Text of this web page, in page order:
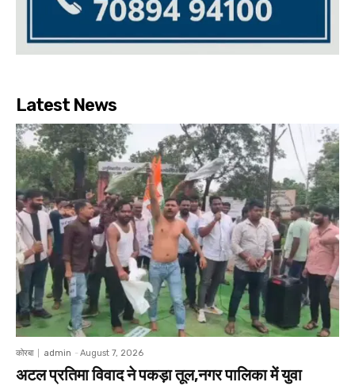
Latest News
कोरबा admin - August 7, 2026
अटल प्रतिमा विवाद ने पकड़ा तूल,नगर पालिका में युवा